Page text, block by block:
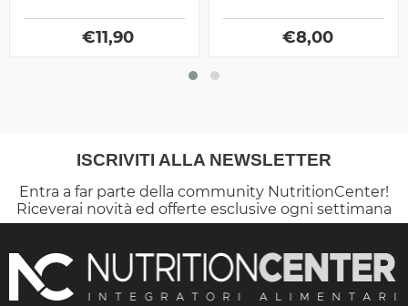
€11,90
energizzante.
€8,00
ISCRIVITI ALLA NEWSLETTER
Entra a far parte della community NutritionCenter!
Riceverai novità ed offerte esclusive ogni settimana